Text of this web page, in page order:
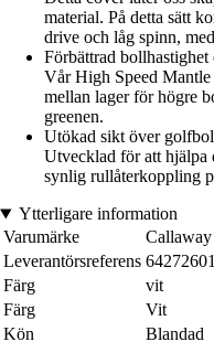
material. På detta sätt
drive och låg spinn,
Förbättrad
Vår High Speed Mantle
mellan lager för högre
greenen.
Utökad sikt över
Utvecklad för att hjälpa
synlig rullåterkoppling
Ytterligare information
Varumärke
Callaway
Leverantörsreferens
Färg
vit
Färg
Vit
Kön
Blandad